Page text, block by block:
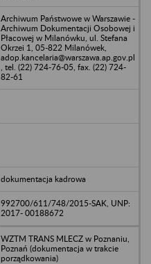
Archiwum Państwowe w Warszawie -
Archiwum Dokumentacji Osobowej i
Płacowej w Milanówku, ul. Stefana
Okrzei 1, 05-822 Milanówek,
adop.kancelaria@warszawa.ap.gov.pl
, tel. (22) 724-76-05, fax. (22) 724-
82-61
dokumentacja kadrowa
992700/611/748/2015-SAK, UNP:
2017- 00188672
WZTM TRANS MLECZ w Poznaniu,
Poznań (dokumentacja w trakcie
porządkowania)